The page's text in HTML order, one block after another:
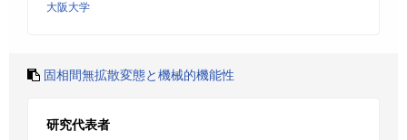
大阪大学
固相間無拡散変態と機械的機能性
研究代表者